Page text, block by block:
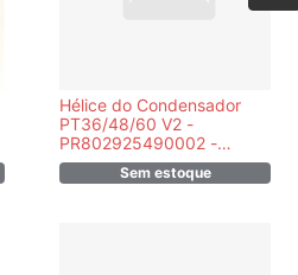
Hélice do Condensador
PT36/48/60 V2 -
PR802925490002 -
Rheem
Sem estoque